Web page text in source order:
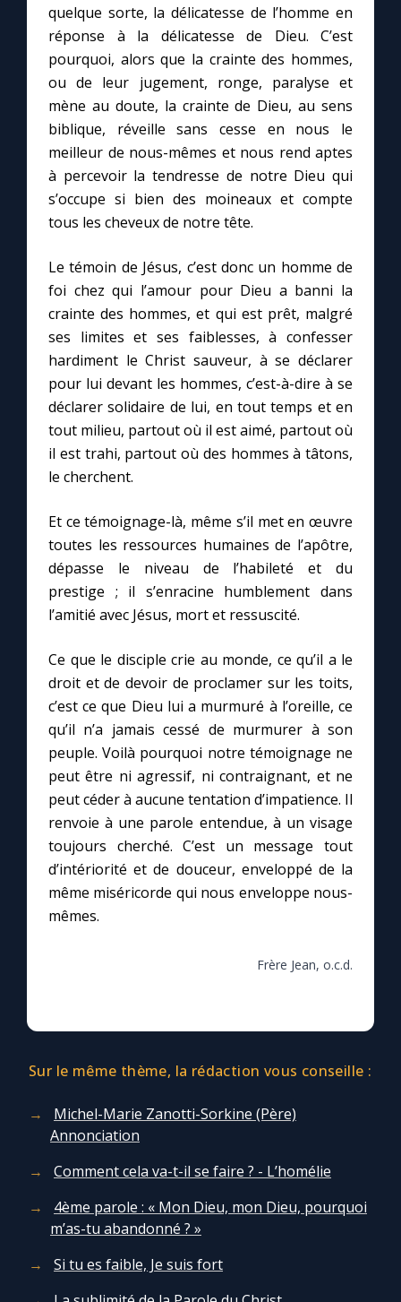
quelque sorte, la délicatesse de l’homme en
réponse à la délicatesse de Dieu. C’est
pourquoi, alors que la crainte des hommes,
ou de leur jugement, ronge, paralyse et
mène au doute, la crainte de Dieu, au sens
biblique, réveille sans cesse en nous le
meilleur de nous-mêmes et nous rend aptes
à percevoir la tendresse de notre Dieu qui
s’occupe si bien des moineaux et compte
tous les cheveux de notre tête.
Le témoin de Jésus, c’est donc un homme de
foi chez qui l’amour pour Dieu a banni la
crainte des hommes, et qui est prêt, malgré
ses limites et ses faiblesses, à confesser
hardiment le Christ sauveur, à se déclarer
pour lui devant les hommes, c’est-à-dire à se
déclarer solidaire de lui, en tout temps et en
tout milieu, partout où il est aimé, partout où
il est trahi, partout où des hommes à tâtons,
le cherchent.
Et ce témoignage-là, même s’il met en œuvre
toutes les ressources humaines de l’apôtre,
dépasse le niveau de l’habileté et du
prestige ; il s’enracine humblement dans
l’amitié avec Jésus, mort et ressuscité.
Ce que le disciple crie au monde, ce qu’il a le
droit et de devoir de proclamer sur les toits,
c’est ce que Dieu lui a murmuré à l’oreille, ce
qu’il n’a jamais cessé de murmurer à son
peuple. Voilà pourquoi notre témoignage ne
peut être ni agressif, ni contraignant, et ne
peut céder à aucune tentation d’impatience. Il
renvoie à une parole entendue, à un visage
toujours cherché. C’est un message tout
d’intériorité et de douceur, enveloppé de la
même miséricorde qui nous enveloppe nous-
mêmes.
Frère Jean, o.c.d.
Sur le même thème, la rédaction vous conseille :
Michel-Marie Zanotti-Sorkine (Père)
Annonciation
Comment cela va-t-il se faire ? - L’homélie
4ème parole : « Mon Dieu, mon Dieu, pourquoi
m’as-tu abandonné ? »
Si tu es faible, Je suis fort